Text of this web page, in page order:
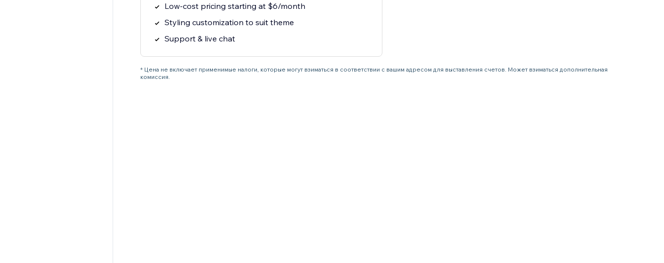
Low-cost pricing starting at $6/month
Styling customization to suit theme
Support & live chat
* Цена не включает применимые налоги, которые могут взиматься в соответствии с вашим адресом для выставления счетов. Может взиматься дополнительная
комиссия.